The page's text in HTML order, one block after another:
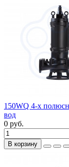
150WQ 4-х
вод
0 руб.
В корзину